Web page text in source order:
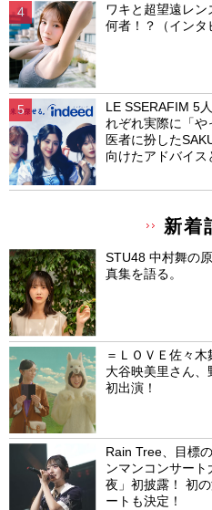
ワキと超望遠レ
何者！？（インタ
LE SSERAFIM 5
れぞれ実際に「や
医者に扮した
向けたアドバイス
新着
STU48 中村舞の
真集を語る。
＝ＬＯＶＥ佐々木
大谷映美里さん
初出演！
Rain Tree、目標
ンマンコンサー
夜」初披露！ 初
ートも決定！